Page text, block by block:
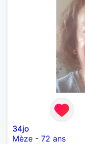
34jo
Mèze - 72 ans